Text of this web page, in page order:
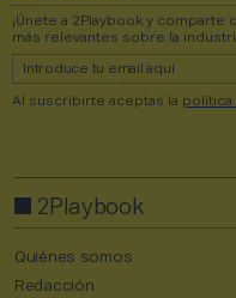
¡Únete a 2Playbook y
más relevantes sobre la
Al suscribirte aceptas la política
2Playbook
Quiénes somos
Redacción